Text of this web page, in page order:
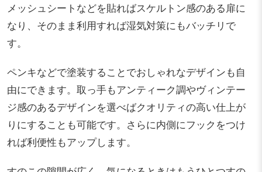
メッシュシートなどを貼ればスケルトン感のある扉に
なり、そのまま利用すれば湿気対策にもバッチリで
す。
ペンキなどで塗装することでおしゃれなデザインも自
由にできます。取っ手もアンティーク調やヴィンテー
ジ感のあるデザインを選べばクオリティの高い仕上が
りにすることも可能です。さらに内側にフックをつけ
れば利便性もアップします。